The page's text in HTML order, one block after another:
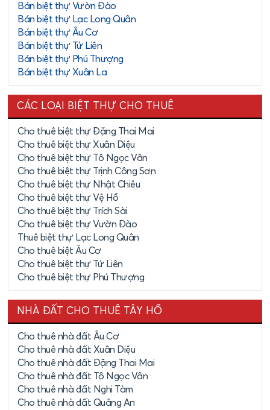
Bán biệt thự Vườn Đào
Bán biệt thự Lạc Long Quân
Bán biệt thự Âu Cơ
Bán biệt thự Tứ Liên
Bán biệt thự Phú Thượng
Bán biệt thự Xuân La
CÁC LOẠI BIỆT THỰ CHO THUÊ
Cho thuê biệt thự Đặng Thai Mai
Cho thuê biệt thự Xuân Diệu
Cho thuê biệt thự Tô Ngọc Vân
Cho thuê biệt thự Trịnh Công Sơn
Cho thuê biệt thự Nhật Chiêu
Cho thuê biệt thự Vệ Hồ
Cho thuê biệt thự Trích Sài
Cho thuê biệt thự Vườn Đào
Thuê biệt thự Lạc Long Quân
Cho thuê biệt Âu Cơ
Cho thuê biệt thự Tứ Liên
Cho thuê biệt thự Phú Thượng
NHÀ ĐẤT CHO THUÊ TÂY HỒ
Cho thuê nhà đất Âu Cơ
Cho thuê nhà đất Xuân Diệu
Cho thuê nhà đất Đặng Thai Mai
Cho thuê nhà đất Tô Ngọc Vân
Cho thuê nhà đất Nghi Tàm
Cho thuê nhà đất Quảng An